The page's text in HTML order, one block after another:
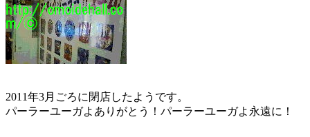
2011年3月ごろに閉店したようです。
パーラーユーガよありがとう！パーラーユーガよ永遠に！